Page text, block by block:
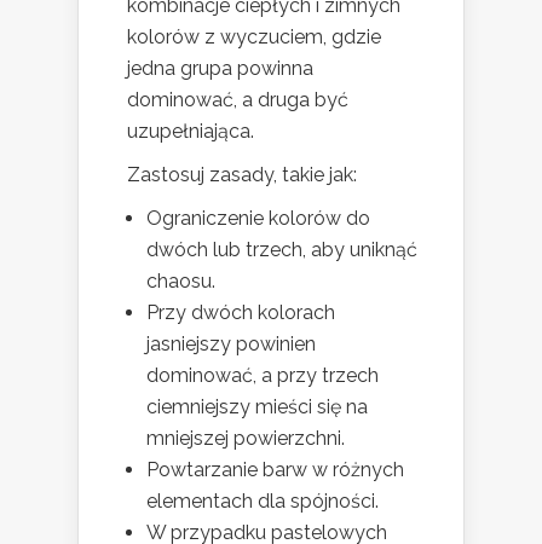
kombinacje ciepłych i zimnych
kolorów z wyczuciem, gdzie
jedna grupa powinna
dominować, a druga być
uzupełniająca.
Zastosuj zasady, takie jak:
Ograniczenie kolorów do
dwóch lub trzech, aby uniknąć
chaosu.
Przy dwóch kolorach
jasniejszy powinien
dominować, a przy trzech
ciemniejszy mieści się na
mniejszej powierzchni.
Powtarzanie barw w różnych
elementach dla spójności.
W przypadku pastelowych